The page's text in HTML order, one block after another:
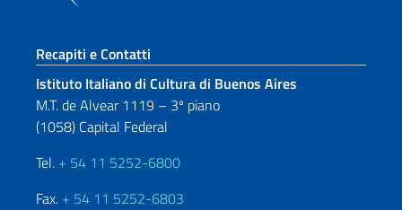
Sezione footer
Recapiti e Contatti
Istituto Italiano di Cultura di Buenos Aires
M.T. de Alvear 1119 – 3º piano
(1058) Capital Federal
Tel. + 54 11 5252-6800
Fax. + 54 11 5252-6803